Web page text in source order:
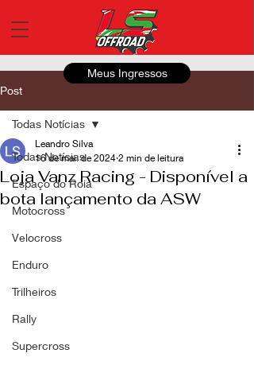
Meus Ingressos
Post
Todas Notícias
Espaço do Roia
Motocross
Velocross
Enduro
Trilheiros
Rally
Supercross
Todas Notícias
Loja Vanz Racing - Disponível a
bota lançamento da ASW
Leandro Silva
16 de mai. de 2024 2 min de leitura